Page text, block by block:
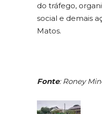
do tráfego,
social e demais
Matos.
Fonte: Roney